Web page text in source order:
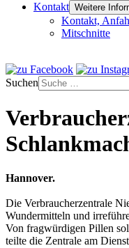
Kontakt Weitere
Kontakt,
Mitschnitte
Suchen
Hannover.
Die Verbraucherzentrale
Wundermitteln und
Von fragwürdigen Pillen
teilte die Zentrale am